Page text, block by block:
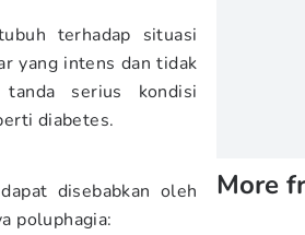
terhadap situasi
yang intens dan tidak
serius kondisi
diabetes.
disebabkan oleh
poluphagia:
More